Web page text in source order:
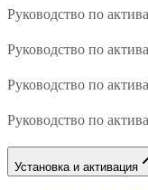
Руководство по
Руководство по
Руководство по
Руководство по
Установка и активация